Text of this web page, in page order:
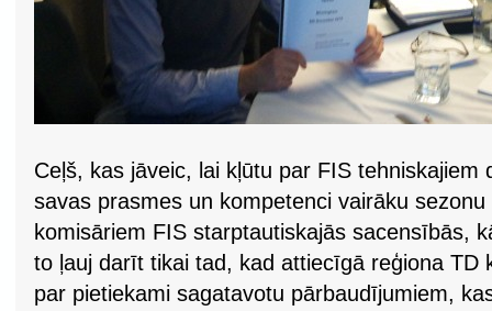
Ceļš, kas jāveic, lai kļūtu par FIS tehniskajiem
savas prasmes un kompetenci vairāku
komisāriem FIS starptautiskajās sacensībās,
to ļauj darīt tikai tad, kad attiecīgā reģiona TD
par pietiekami sagatavotu pārbaudījumiem,